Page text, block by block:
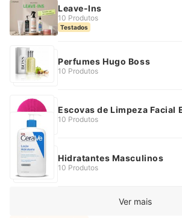
Leave-Ins
10 Produtos
Testados
Perfumes Hugo Boss
10 Produtos
Escovas de Limpeza Facial
10 Produtos
Hidratantes Masculinos
10 Produtos
Ver mais